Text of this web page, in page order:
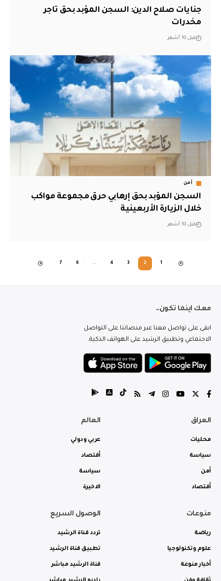
جنايات صلاح الدين: السجن المؤبد بحق تاجر
مخدرات
قبل 10 أشهر
أمن
السجن المؤبد بحق إرهابي حرق مجموعة مواكب
خلال الزيارة الأربعينية
قبل 10 أشهر
1
2
3
4
…
6
7
معك اينما تكون..
ابقى على تواصل معنا عبر منصاتنا على التواصل
الاجتماعي وتطبيق الرشيد على الهواتف الذكية.
العراق
محليات
سياسة
أمن
أقتصاد
العالم
عربي ودولي
أقتصاد
سياسة
الاخيرة
منوعات
رياضة
علوم وتكنولوجيا
أخبار منوعة
الوصول السريع
تردد قناة الرشيد
تطبيق قناة الرشيد
قناة الرشيد مباشر